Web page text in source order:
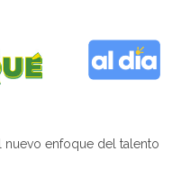
nuevo enfoque del talento